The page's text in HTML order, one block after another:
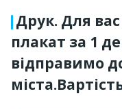
Друк. Для
плакат за 1
відправимо